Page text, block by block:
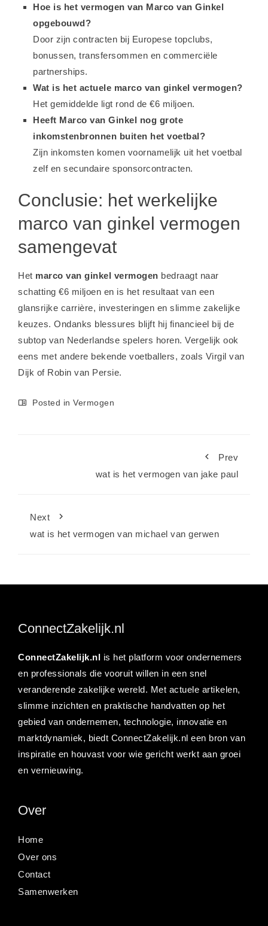
Hoe is het vermogen van Marco van Ginkel
opgebouwd?
Door zijn contracten bij Europese topclubs,
bonussen, transfersommen en commerciële
partnerships.
Wat is het actuele marco van ginkel vermogen?
Het gemiddelde ligt rond de €6 miljoen.
Heeft Marco van Ginkel nog grote
inkomstenbronnen buiten het voetbal?
Zijn inkomsten komen voornamelijk uit het voetbal
zelf en secundaire sponsorcontracten.
Conclusie: het werkelijke
marco van ginkel vermogen
samengevat
Het marco van ginkel vermogen bedraagt naar
schatting €6 miljoen en is het resultaat van een
glansrijke carrière, investeringen en slimme zakelijke
keuzes. Ondanks blessures blijft hij financieel bij de
subtop van Nederlandse spelers horen. Vergelijk ook
eens met andere bekende voetballers, zoals Virgil van
Dijk of Robin van Persie.
Posted in Vermogen
Prev
wat is het vermogen van jake paul
Next
wat is het vermogen van michael van gerwen
ConnectZakelijk.nl
ConnectZakelijk.nl is het platform voor ondernemers
en professionals die vooruit willen in een snel
veranderende zakelijke wereld. Met actuele artikelen,
slimme inzichten en praktische handvatten op het
gebied van ondernemen, technologie, innovatie en
marktdynamiek, biedt ConnectZakelijk.nl een bron van
inspiratie en houvast voor wie gericht werkt aan groei
en vernieuwing.
Over
Home
Over ons
Contact
Samenwerken